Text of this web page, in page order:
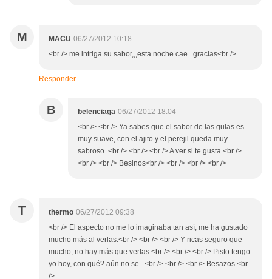
M MACU 06/27/2012 10:18
<br /> me intriga su sabor,,,esta noche cae ..gracias<br />
Responder
B belenciaga 06/27/2012 18:04
<br /> <br /> Ya sabes que el sabor de las gulas es
muy suave, con el ajito y el perejil queda muy
sabroso..<br /> <br /> <br /> A ver si te gusta.<br />
<br /> <br /> Besinos<br /> <br /> <br /> <br />
T thermo 06/27/2012 09:38
<br /> El aspecto no me lo imaginaba tan así, me ha gustado
mucho más al verlas.<br /> <br /> <br /> Y ricas seguro que
mucho, no hay más que verlas.<br /> <br /> <br /> Pisto tengo
yo hoy, con qué? aún no se...<br /> <br /> <br /> Besazos.<br
/>